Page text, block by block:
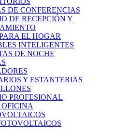
DE CONFERENCIAS
DE RECEPCIÓN Y
EL HOGAR
INTELIGENTES
DE NOCHE
Y ESTANTERIAS
PROFESIONAL